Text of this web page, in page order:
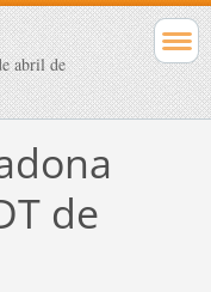
abril de
de